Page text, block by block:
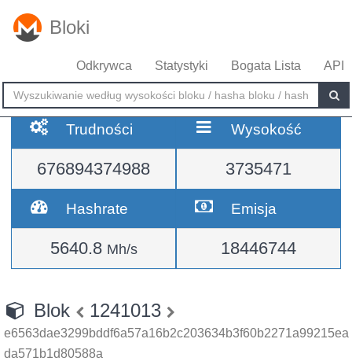
Bloki
Odkrywca Statystyki Bogata Lista API
Trudności
676894374988
Wysokość
3735471
Hashrate
5640.8 Mh/s
Emisja
18446744
Blok 1241013
e6563dae3299bddf6a57a16b2c203634b3f60b2271a99215ea
da571b1d80588a